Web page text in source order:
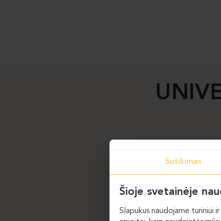
Sutikimas
Šioje svetainėje
Slapukus naudojame turiniui